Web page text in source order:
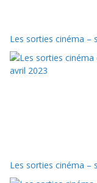
Les sorties cinéma –
Les sorties cinéma –